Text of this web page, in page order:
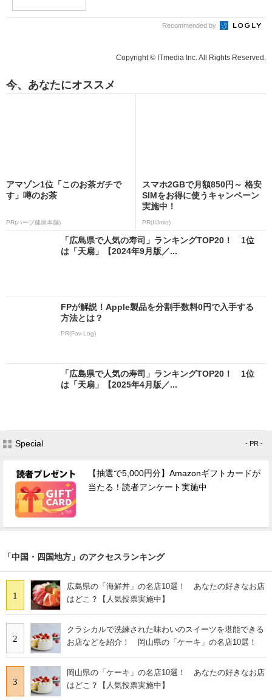
Recommended by
Copyright © ITmedia Inc. All Rights Reserved.
今、あなたにオススメ
アマゾン1位「このお茶ガチで
す」噂のお茶
PR(ハーブ健康本舗)
スマホ2GBで月額850円～ 格安
SIMをお得に使うキャンペーン
実施中！
PR(IIJmio)
「広島県で人気の寿司」ランキングTOP20！ 1位
は「天扇」【2024年9月版／...
FPが解説！Apple製品を分割手数料0円で入手する
方法とは？
PR(Fav-Log)
「広島県で人気の寿司」ランキングTOP20！ 1位
は「天扇」【2025年4月版／...
Special - PR -
【抽選で5,000円分】Amazonギフトカードが
当たる！読者アンケート実施中
「中国・四国地方」のアクセスランキング
1
広島県の「海鮮丼」の名店10選！ あなたの好きなお店
はどこ？【人気投票実施中】
2
クラシカルで洗練された味わいのスイーツを堪能できる
お店などを紹介！ 岡山県の「ケーキ」の名店10選！
3
岡山県の「ケーキ」の名店10選！ あなたの好きなお店
はどこ？【人気投票実施中】